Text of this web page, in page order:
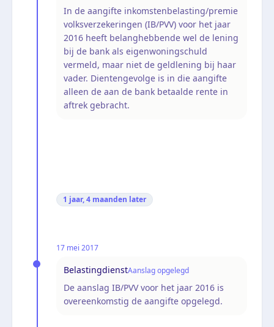
In de aangifte inkomstenbelasting/premie
volksverzekeringen (IB/PVV) voor het jaar
2016 heeft belanghebbende wel de lening
bij de bank als eigenwoningschuld
vermeld, maar niet de geldlening bij haar
vader. Dientengevolge is in die aangifte
alleen de aan de bank betaalde rente in
aftrek gebracht.
1 jaar, 4 maanden later
17 mei 2017
BelastingdienstAanslag opgelegd
De aanslag IB/PVV voor het jaar 2016 is
overeenkomstig de aangifte opgelegd.